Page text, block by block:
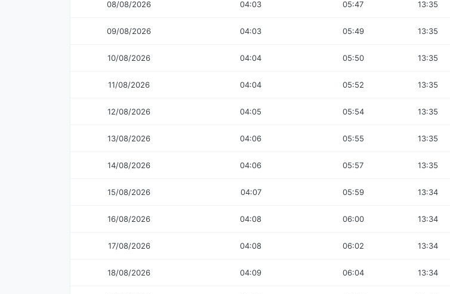
08/08/2026 04:03 05:47 13:35
09/08/2026 04:03 05:49 13:35
10/08/2026 04:04 05:50 13:35
11/08/2026 04:04 05:52 13:35
12/08/2026 04:05 05:54 13:35
13/08/2026 04:06 05:55 13:35
14/08/2026 04:06 05:57 13:35
15/08/2026 04:07 05:59 13:34
16/08/2026 04:08 06:00 13:34
17/08/2026 04:08 06:02 13:34
18/08/2026 04:09 06:04 13:34